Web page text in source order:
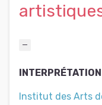
Institut des Arts